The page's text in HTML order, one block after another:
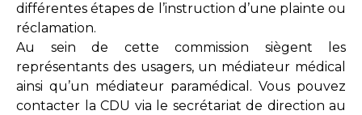
différentes étapes de l’instruction d’une plainte ou
réclamation.
Au sein de cette commission siègent les
représentants des usagers, un médiateur médical
ainsi qu’un médiateur paramédical. Vous pouvez
contacter la CDU via le secrétariat de direction au